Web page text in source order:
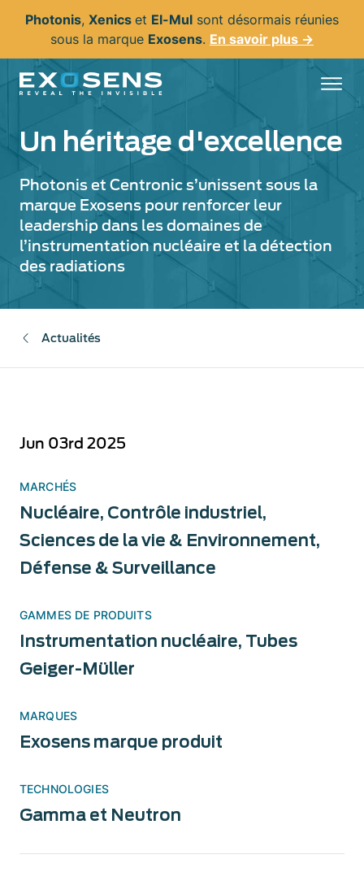
principal
Photonis, Xenics et El-Mul sont désormais réunies
sous la marque Exosens. En savoir plus →
Un héritage d'excellence
Photonis et Centronic s’unissent sous la
marque Exosens pour renforcer leur
leadership dans les domaines de
l’instrumentation nucléaire et la détection
des radiations
Actualités
Jun 03rd 2025
MARCHÉS
Nucléaire, Contrôle industriel,
Sciences de la vie & Environnement,
Défense & Surveillance
GAMMES DE PRODUITS
Instrumentation nucléaire, Tubes
Geiger-Müller
MARQUES
Exosens marque produit
TECHNOLOGIES
Gamma et Neutron